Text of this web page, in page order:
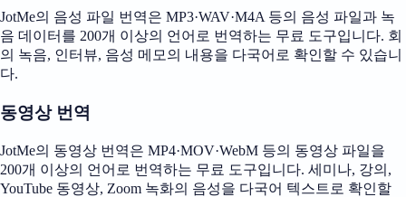
JotMe의 음성 파일 번역은 MP3·WAV·M4A 등의 음성 파일과 녹
음 데이터를 200개 이상의 언어로 번역하는 무료 도구입니다. 회
의 녹음, 인터뷰, 음성 메모의 내용을 다국어로 확인할 수 있습니
다.
동영상 번역
JotMe의 동영상 번역은 MP4·MOV·WebM 등의 동영상 파일을
200개 이상의 언어로 번역하는 무료 도구입니다. 세미나, 강의,
YouTube 동영상, Zoom 녹화의 음성을 다국어 텍스트로 확인할